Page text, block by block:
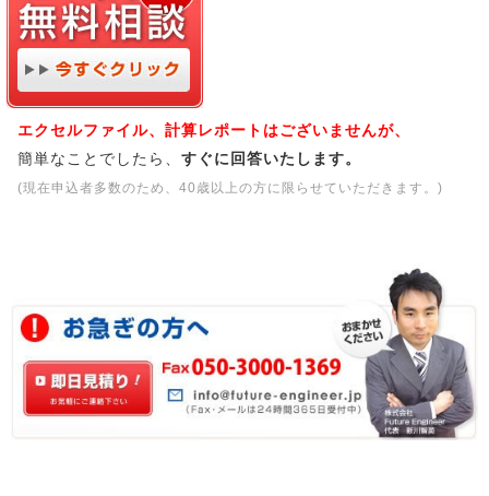
エクセルファイル、計算レポートはございませんが、
簡単なことでしたら、 すぐに回答いたします。
(現在申込者多数のため、40歳以上の方に限らせていただきます。)